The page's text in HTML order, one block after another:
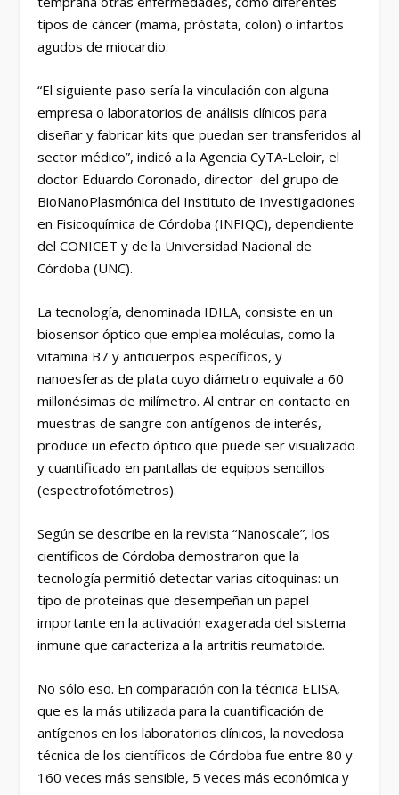
tipos de cáncer (mama, próstata, colon) o infartos
agudos de miocardio.
“El siguiente paso sería la vinculación con alguna
empresa o laboratorios de análisis clínicos para
diseñar y fabricar kits que puedan ser transferidos al
sector médico”, indicó a la Agencia CyTA-Leloir, el
doctor Eduardo Coronado, director del grupo de
BioNanoPlasmónica del Instituto de Investigaciones
en Fisicoquímica de Córdoba (INFIQC), dependiente
del CONICET y de la Universidad Nacional de
Córdoba (UNC).
La tecnología, denominada IDILA, consiste en un
biosensor óptico que emplea moléculas, como la
vitamina B7 y anticuerpos específicos, y
nanoesferas de plata cuyo diámetro equivale a 60
millonésimas de milímetro. Al entrar en contacto en
muestras de sangre con antígenos de interés,
produce un efecto óptico que puede ser visualizado
y cuantificado en pantallas de equipos sencillos
(espectrofotómetros).
Según se describe en la revista “Nanoscale”, los
científicos de Córdoba demostraron que la
tecnología permitió detectar varias citoquinas: un
tipo de proteínas que desempeñan un papel
importante en la activación exagerada del sistema
inmune que caracteriza a la artritis reumatoide.
No sólo eso. En comparación con la técnica ELISA,
que es la más utilizada para la cuantificación de
antígenos en los laboratorios clínicos, la novedosa
técnica de los científicos de Córdoba fue entre 80 y
160 veces más sensible, 5 veces más económica y